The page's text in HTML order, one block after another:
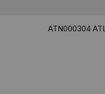
ATN000304